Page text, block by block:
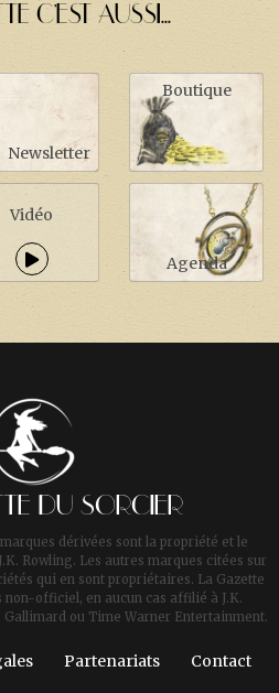
C'EST AUSSI...
Newsletter
Boutique
Vidéo
Agenda
DU SORCIER
dérivées sont la propriété et le
Rowling. Les autres marques citées sur
qui en sont propriétaires. La Gazette
non-officiel, en aucun cas affilié à J.K.
Gallimard ou Time Warner Entertainment.
Partenariats Contact